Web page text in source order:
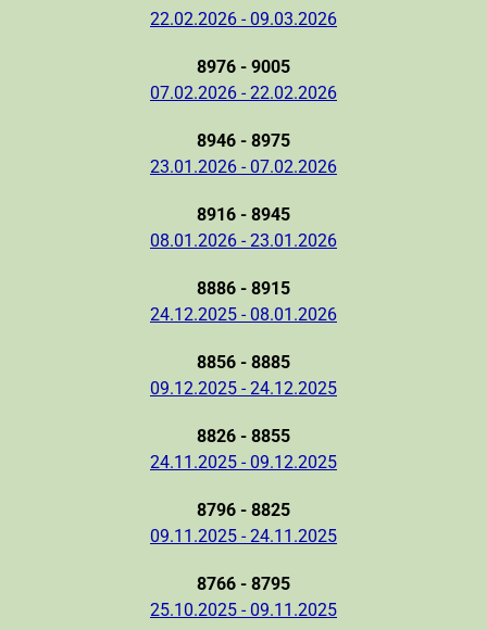
22.02.2026 - 09.03.2026
8976 - 9005
07.02.2026 - 22.02.2026
8946 - 8975
23.01.2026 - 07.02.2026
8916 - 8945
08.01.2026 - 23.01.2026
8886 - 8915
24.12.2025 - 08.01.2026
8856 - 8885
09.12.2025 - 24.12.2025
8826 - 8855
24.11.2025 - 09.12.2025
8796 - 8825
09.11.2025 - 24.11.2025
8766 - 8795
25.10.2025 - 09.11.2025